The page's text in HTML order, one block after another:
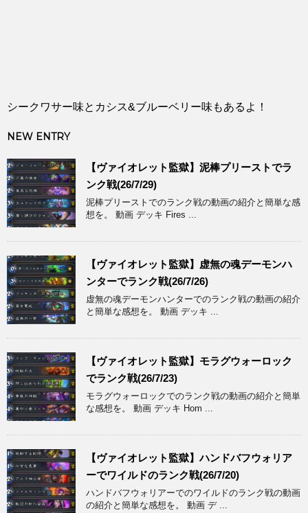
シークワサー味とカシス&ブルーベリー味もあるよ！
NEW ENTRY
【ヴァイオレット監獄】泥棒プリーストでラ
ンク戦(26/7/29)
泥棒プリーストでのランク戦の動画の紹介と簡単な感
想を。 動画 デッキ Fires ...
【ヴァイオレット監獄】虚無の魂デーモンハ
ンターでランク戦(26/7/26)
虚無の魂デーモンハンターでのランク戦の動画の紹介
と簡単な感想を。 動画 デッキ ...
【ヴァイオレット監獄】モラグウォーロック
でランク戦(26/7/23)
モラグウォーロックでのランク戦の動画の紹介と簡単
な感想を。 動画 デッキ Hom ...
【ヴァイオレット監獄】ハンドバフウォリア
ーでワイルドのランク戦(26/7/20)
ハンドバフウォリアーでのワイルドのランク戦の動画
の紹介と簡単な感想を。 動画 デ ...